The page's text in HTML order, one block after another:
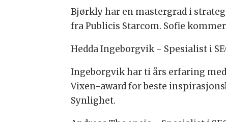
Bjørkly har en mastergrad i
fra Publicis Starcom. Sofie
Hedda Ingeborgvik - Spesialist i
Ingeborgvik har ti års erfaring
Vixen-award for beste
Synlighet.